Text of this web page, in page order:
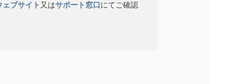
ブサイト 又はサポート窓口にてご確認